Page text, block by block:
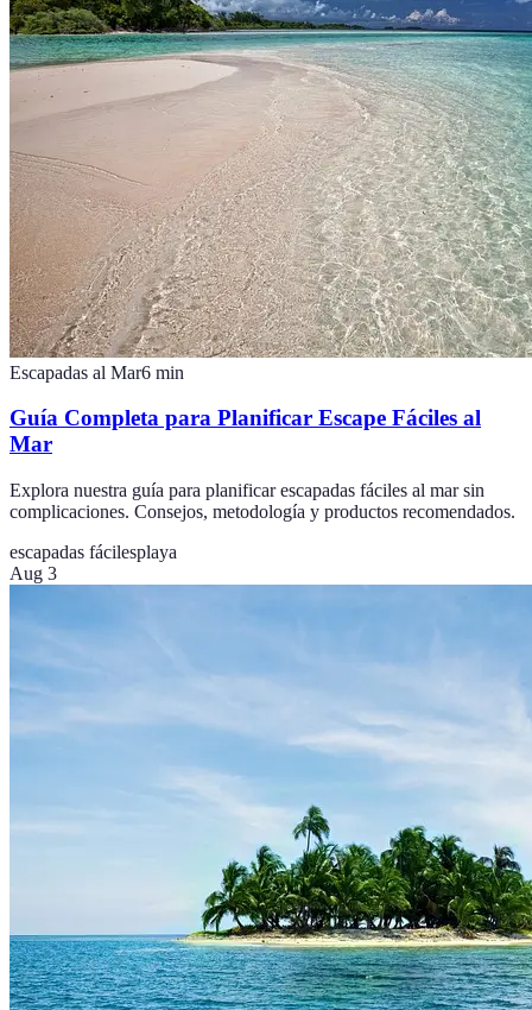
Escapadas al Mar6 min
Guía Completa para Planificar Escape Fáciles al
Mar
Explora nuestra guía para planificar escapadas fáciles al mar sin
complicaciones. Consejos, metodología y productos recomendados.
escapadas fácilesplaya
Aug 3